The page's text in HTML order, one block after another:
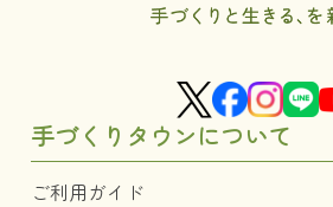
手づくりタウンについて
ご利用ガイド